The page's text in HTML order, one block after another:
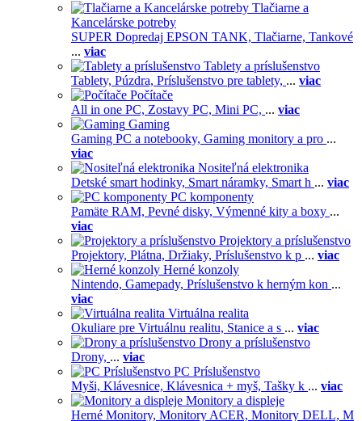
Tlačiarne a
Kancelárske potreby
SUPER Dopredaj EPSON TANK, Tlačiarne, Tankové
... viac
Tablety a príslušenstvo
Tablety, Púzdra, Príslušenstvo pre tablety, ... viac
Počítače
All in one PC, Zostavy PC, Mini PC, ... viac
Gaming
Gaming PC a notebooky, Gaming monitory a pro ...
viac
Nositeľná elektronika
Detské smart hodinky, Smart náramky, Smart h ... viac
PC komponenty
Pamäte RAM, Pevné disky, Výmenné kity a boxy ...
viac
Projektory a príslušenstvo
Projektory, Plátna, Držiaky, Príslušenstvo k p ... viac
Herné konzoly
Nintendo, Gamepady, Príslušenstvo k herným kon ...
viac
Virtuálna realita
Okuliare pre Virtuálnu realitu, Stanice a s ... viac
Drony a príslušenstvo
Drony, ... viac
PC Príslušenstvo
Myši, Klávesnice, Klávesnica + myš, Tašky k ... viac
Monitory a displeje
Herné Monitory, Monitory ACER, Monitory DELL, M